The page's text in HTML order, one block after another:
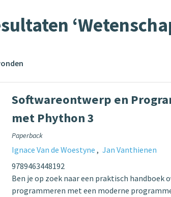
Softwareontwerp en
met Phython 3
Paperback
Ignace Van de Woestyne
Jan Vanthienen
9789463448192
Ben je op zoek naar een praktisch handboek
programmeren met een moderne